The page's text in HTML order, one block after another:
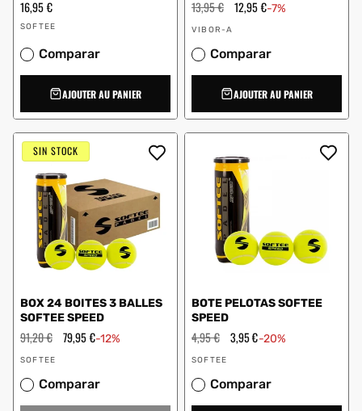
Prix
régulier
16,95 €
Vendeur
SOFTEE
Comparar
AJOUTER AU PANIER
Prix
régulier
13,95 € Prix
en
12,95 €-7%
Vendeur
VIBOR-A
Comparar
AJOUTER AU PANIER
SIN STOCK
BOX 24 BOITES 3 BALLES
SOFTEE SPEED
Prix
régulier
91,20 € Prix
en
79,95 €-12%
Vendeur
SOFTEE
Comparar
BOTE PELOTAS SOFTEE
SPEED
Prix
régulier
4,95 € Prix
en
3,95 €-20%
Vendeur
SOFTEE
Comparar